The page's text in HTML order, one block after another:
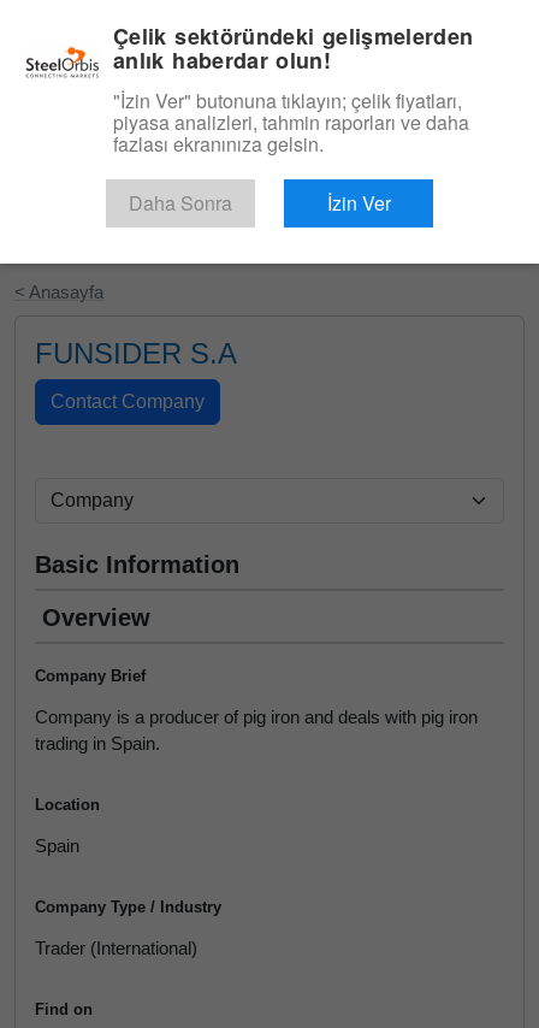
Ücretsiz Deneyin
< Anasayfa
FUNSIDER S.A
Basic Information
Overview
Company Brief
Company is a producer of pig iron and deals with pig iron
trading in Spain.
Location
Spain
Company Type / Industry
Trader (International)
Find on
Çelik sektöründeki gelişmelerden
anlık haberdar olun!
"İzin Ver" butonuna tıklayın; çelik fiyatları,
piyasa analizleri, tahmin raporları ve daha
fazlası ekranınıza gelsin.
Daha Sonra İzin Ver